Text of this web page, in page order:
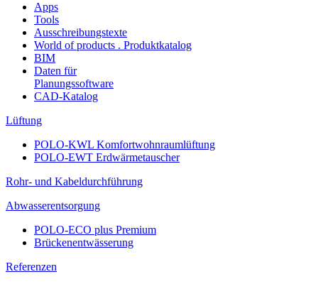
Apps
Tools
Ausschreibungstexte
World of products . Produktkatalog
BIM
Daten für
Planungssoftware
CAD-Katalog
Lüftung
POLO-KWL Komfortwohnraumlüftung
POLO-EWT Erdwärmetauscher
Rohr- und Kabeldurchführung
Abwasserentsorgung
POLO-ECO plus Premium
Brückenentwässerung
Referenzen